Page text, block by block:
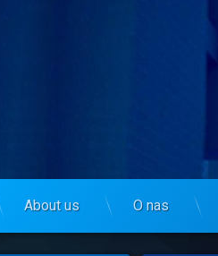
About us O nas